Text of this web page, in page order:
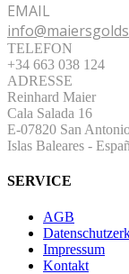
EMAIL
TELEFON
+34 663 038 124
ADRESSE
Reinhard Maier
Cala Salada 16
E-07820 San
Islas Baleares -
SERVICE
AGB
Impressum
Kontakt